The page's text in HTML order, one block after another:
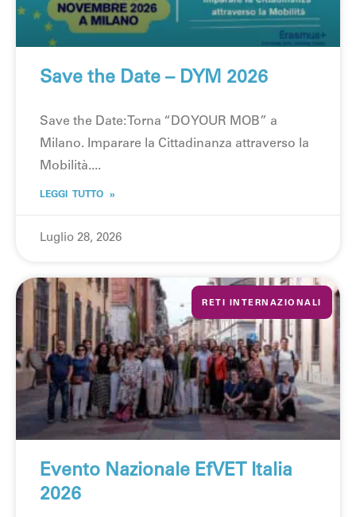
Save the Date – DYM 2026
Save the Date: Torna “DO YOUR MOB” a
Milano. Imparare la Cittadinanza attraverso la
Mobilità.
LEGGI TUTTO »
Luglio 28, 2026
RETI INTERNAZIONALI
Evento Nazionale EfVET Italia
2026